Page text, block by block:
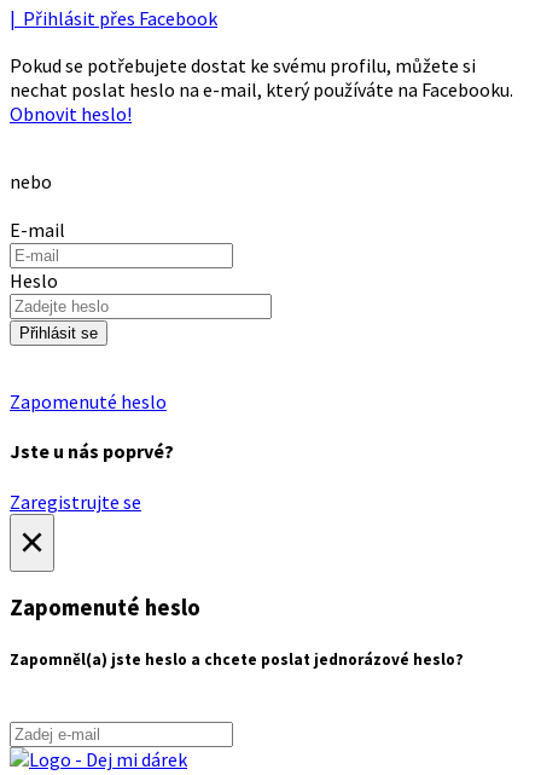
| Přihlásit přes Facebook
Pokud se potřebujete dostat ke svému profilu, můžete si
nechat poslat heslo na e-mail, který používáte na Facebooku.
Obnovit heslo!
nebo
E-mail
Heslo
Přihlásit se
Zapomenuté heslo
Jste u nás poprvé?
Zaregistrujte se
×
Zapomenuté heslo
Zapomněl(a) jste heslo a chcete poslat jednorázové heslo?